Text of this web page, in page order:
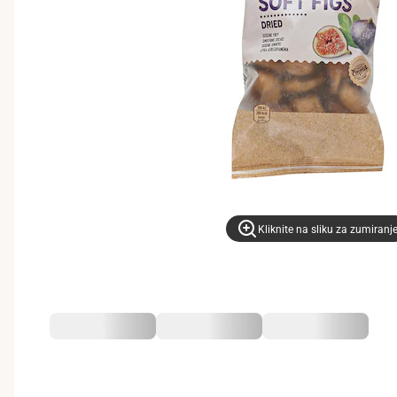
Kliknite na sliku za zumiranje